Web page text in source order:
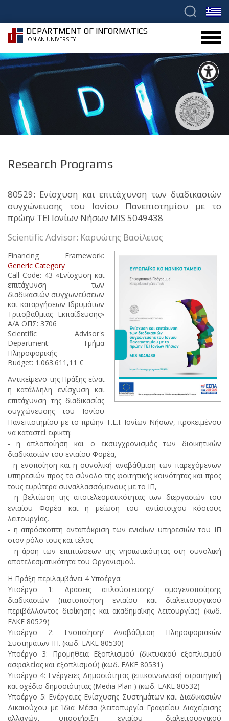
DEPARTMENT OF INFORMATICS
IONIAN UNIVERSITY
Research Programs
80529: Ενίσχυση και επιτάχυνση των διαδικασιών
συγχώνευσης του Ιονίου Πανεπιστημίου με το
πρώην ΤΕΙ Ιονίων Νήσων MIS 5049438
Scientific Advisor: Καρυώτης Βασίλειος
Financing Framework:
Generic Category
Call Code: 43 «Ενίσχυση και
επιτάχυνση των
διαδικασιών συγχωνεύσεων
και καταργήσεων Ιδρυμάτων
Τριτοβάθμιας Εκπαίδευσης»
Α/Α ΟΠΣ: 3706
Scientific Advisor's
Department: Τμήμα
Πληροφορικής
Budget: 1.063.611,11 €
Αντικείμενο της Πράξης είναι
η κατάλληλη ενίσχυση και
επιτάχυνση της διαδικασίας
συγχώνευσης του Ιονίου
Πανεπιστημίου με το πρώην Τ.Ε.Ι. Ιονίων Νήσων, προκειμένου
να καταστεί εφικτή:
- η απλοποίηση και ο εκσυγχρονισμός των διοικητικών
διαδικασιών του ενιαίου Φορέα,
- η ενοποίηση και η συνολική αναβάθμιση των παρεχόμενων
υπηρεσιών προς το σύνολο της φοιτητικής κοινότητας και προς
τους ευρύτερα συναλλασσόμενους με το ΙΠ,
- η βελτίωση της αποτελεσματικότητας των διεργασιών του
ενιαίου Φορέα και η μείωση του αντίστοιχου κόστους
λειτουργίας,
- η απρόσκοπτη ανταπόκριση των ενιαίων υπηρεσιών του ΙΠ
στον ρόλο τους και τέλος
- η άρση των επιπτώσεων της νησιωτικότητας στη συνολική
αποτελεσματικότητα του Οργανισμού.
Η Πράξη περιλαμβάνει 4 Υποέργα:
Υποέργο 1: Δράσεις απλούστευσης/ ομογενοποίησης
διαδικασιών (πιστοποίηση ενιαίου και διαλειτουργικού
περιβάλλοντος διοίκησης και ακαδημαϊκής λειτουργίας) (κωδ.
ΕΛΚΕ 80529)
Υποέργο 2: Ενοποίηση/ Αναβάθμιση Πληροφοριακών
Συστημάτων ΙΠ. (κωδ. ΕΛΚΕ 80530)
Υποέργο 3: Προμήθεια Εξοπλισμού (δικτυακού εξοπλισμού
ασφαλείας και εξοπλισμού) (κωδ. ΕΛΚΕ 80531)
Υποέργο 4: Ενέργειες Δημοσιότητας (επικοινωνιακή στρατηγική
και σχέδιο δημοσιότητας (Media Plan ) (κωδ. ΕΛΚΕ 80532)
Υποέργο 5: Ενέργειες Ενίσχυσης Συστημάτων και Διαδικασιών
Δικαιούχου με Ίδια Μέσα (λειτοπυργία Γραφείου Διαχείρισης
αλλαγών, υποστήριξη ενιαίου –διαλειτουργικού